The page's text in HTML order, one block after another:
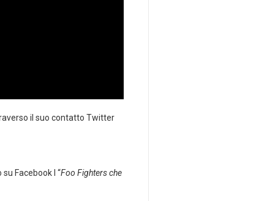
il suo contatto Twitter
Facebook I “Foo Fighters che